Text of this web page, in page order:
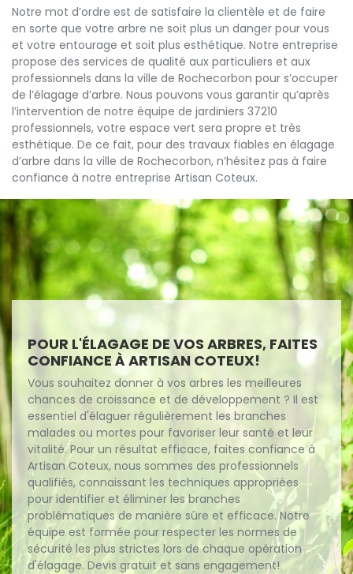
Notre mot d’ordre est de satisfaire la clientèle et de faire
en sorte que votre arbre ne soit plus un danger pour vous
et votre entourage et soit plus esthétique. Notre entreprise
propose des services de qualité aux particuliers et aux
professionnels dans la ville de Rochecorbon pour s’occuper
de l’élagage d’arbre. Nous pouvons vous garantir qu’après
l’intervention de notre équipe de jardiniers 37210
professionnels, votre espace vert sera propre et très
esthétique. De ce fait, pour des travaux fiables en élagage
d’arbre dans la ville de Rochecorbon, n’hésitez pas à faire
confiance à notre entreprise Artisan Coteux.
POUR L'ÉLAGAGE DE VOS ARBRES, FAITES
CONFIANCE À ARTISAN COTEUX!
Vous souhaitez donner à vos arbres les meilleures
chances de croissance et de développement ? Il est
essentiel d'élaguer régulièrement les branches
malades ou mortes pour favoriser leur santé et leur
vitalité. Pour un résultat efficace, faites confiance à
Artisan Coteux, nous sommes des professionnels
qualifiés, connaissant les techniques appropriées
pour identifier et éliminer les branches
problématiques de manière sûre et efficace. Notre
équipe est formée pour respecter les normes de
sécurité les plus strictes lors de chaque opération
d'élagage. Devis gratuit et sans engagement!